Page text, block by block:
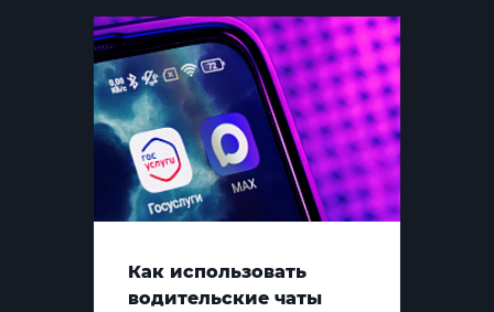
Как использовать
водительские чаты